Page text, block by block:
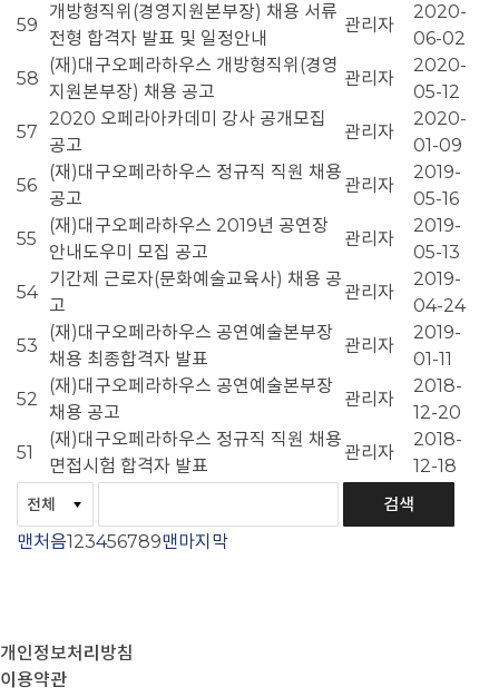
59
개방형직위(경영지원본부장) 채용 서류
전형 합격자 발표 및 일정안내
관리자
2020-
06-02
58
(재)대구오페라하우스 개방형직위(경영
지원본부장) 채용 공고
관리자
2020-
05-12
57
2020 오페라아카데미 강사 공개모집
공고
관리자
2020-
01-09
56
(재)대구오페라하우스 정규직 직원 채용
공고
관리자
2019-
05-16
55
(재)대구오페라하우스 2019년 공연장
안내도우미 모집 공고
관리자
2019-
05-13
54
기간제 근로자(문화예술교육사) 채용 공
고
관리자
2019-
04-24
53
(재)대구오페라하우스 공연예술본부장
채용 최종합격자 발표
관리자
2019-
01-11
52
(재)대구오페라하우스 공연예술본부장
채용 공고
관리자
2018-
12-20
51
(재)대구오페라하우스 정규직 직원 채용
면접시험 합격자 발표
관리자
2018-
12-18
맨처음123456789맨마지막
개인정보처리방침
이용약관